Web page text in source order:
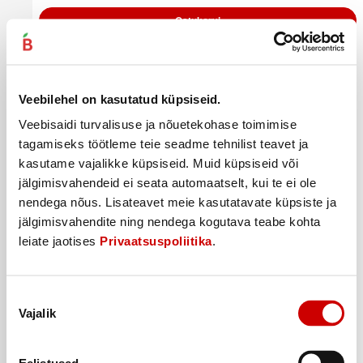
Veebilehel on kasutatud küpsiseid.
Veebisaidi turvalisuse ja nõuetekohase toimimise
tagamiseks töötleme teie seadme tehnilist teavet ja
kasutame vajalikke küpsiseid. Muid küpsiseid või
jälgimisvahendeid ei seata automaatselt, kui te ei ole
nendega nõus. Lisateavet meie kasutatavate küpsiste ja
jälgimisvahendite ning nendega kogutava teabe kohta
leiate jaotises Privaatsuspoliitika.
valik
Vajalik
Ostukorvi